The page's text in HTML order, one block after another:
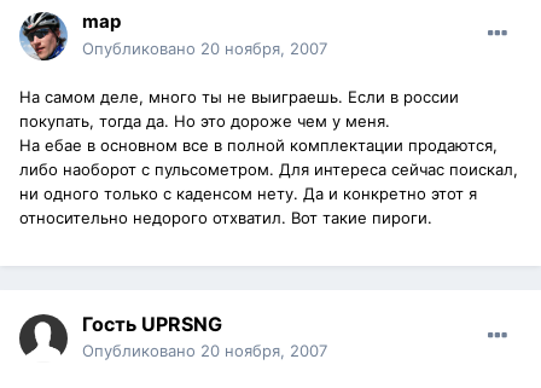
map
Опубликовано 20 ноября, 2007
На самом деле, много ты не выиграешь. Если в россии
покупать, тогда да. Но это дороже чем у меня.
На ебае в основном все в полной комплектации продаются,
либо наоборот с пульсометром. Для интереса сейчас поискал,
ни одного только с каденсом нету. Да и конкретно этот я
относительно недорого отхватил. Вот такие пироги.
Гость UPRSNG
Опубликовано 20 ноября, 2007